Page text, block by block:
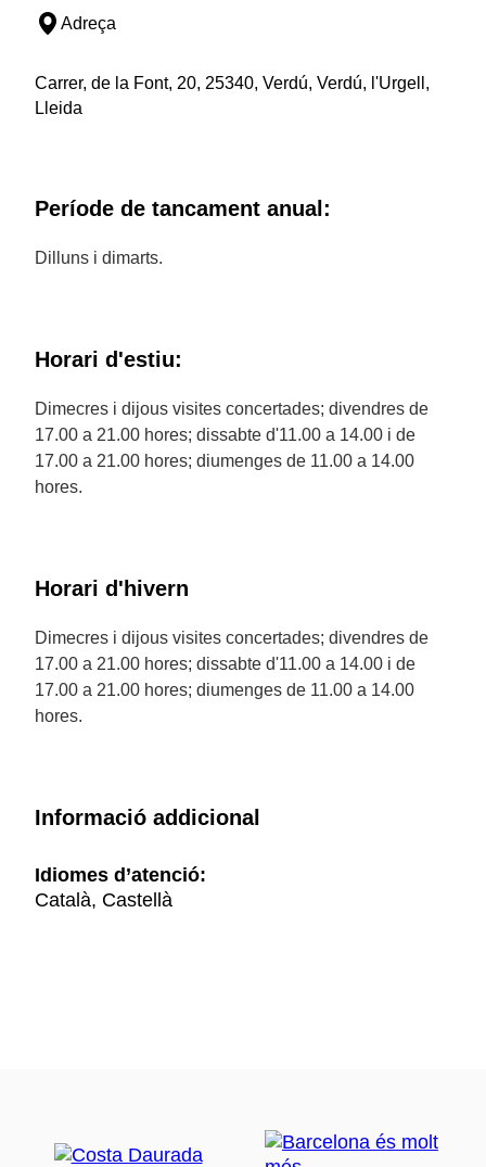
Adreça
Carrer, de la Font, 20, 25340, Verdú, Verdú, l'Urgell,
Lleida
Període de tancament anual:
Dilluns i dimarts.
Horari d'estiu:
Dimecres i dijous visites concertades; divendres de
17.00 a 21.00 hores; dissabte d'11.00 a 14.00 i de
17.00 a 21.00 hores; diumenges de 11.00 a 14.00
hores.
Horari d'hivern
Dimecres i dijous visites concertades; divendres de
17.00 a 21.00 hores; dissabte d'11.00 a 14.00 i de
17.00 a 21.00 hores; diumenges de 11.00 a 14.00
hores.
Informació addicional
Idiomes d’atenció:
Català, Castellà